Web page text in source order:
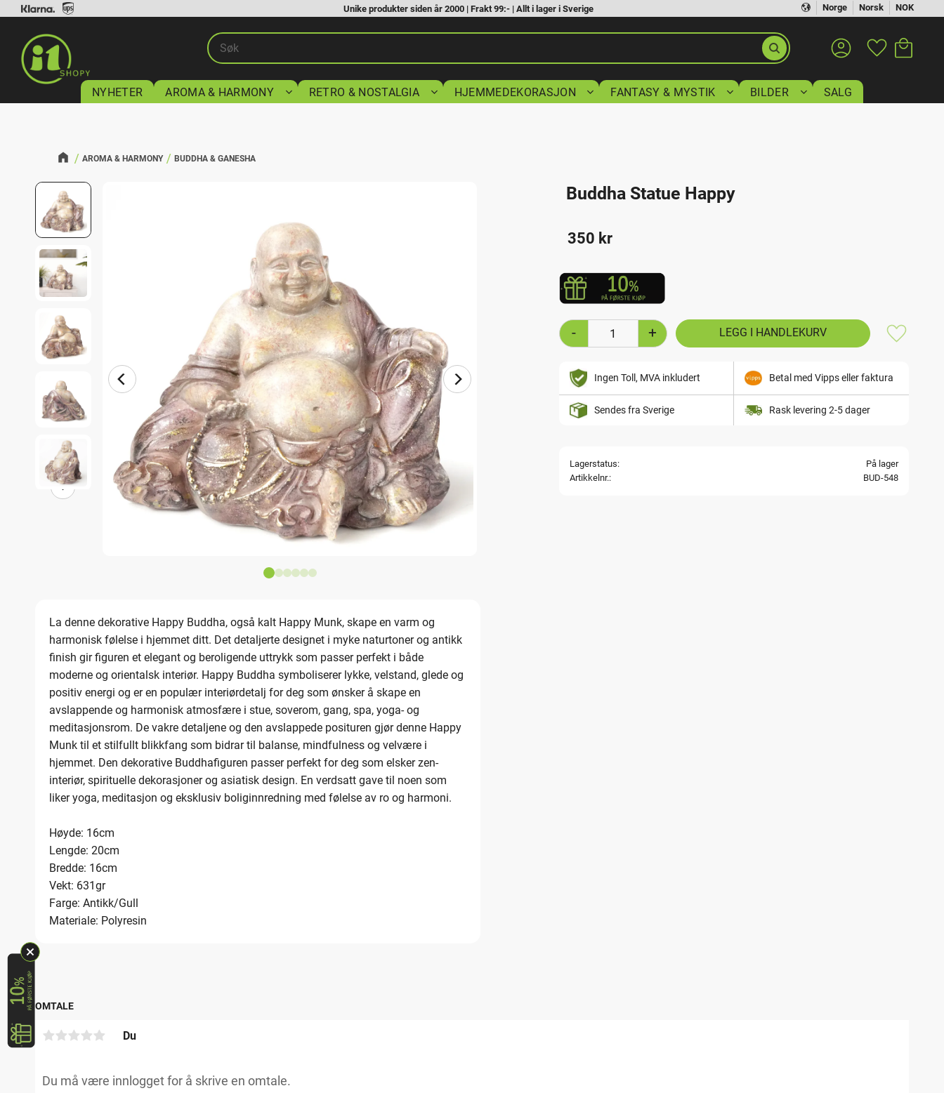
Norge Norsk NOK
Unike produkter siden år 2000 | Frakt 99:- | Allt i lager i Sverige
Favoritter
NYHETER AROMA & HARMONY RETRO & NOSTALGIA HJEMMEDEKORASJON FANTASY & MYSTIK BILDER SALG
AROMA & HARMONY BUDDHA & GANESHA
Buddha Statue Happy
350 kr
+
-
Lagre
Ingen Toll, MVA inkludert Betal med Vipps eller faktura
Sendes fra Sverige Rask levering 2-5 dager
Lagerstatus
På lager
Artikkelnr.
BUD-548
La denne dekorative Happy Buddha, også kalt Happy Munk, skape en varm og
harmonisk følelse i hjemmet ditt. Det detaljerte designet i myke naturtoner og antikk
finish gir figuren et elegant og beroligende uttrykk som passer perfekt i både
moderne og orientalsk interiør. Happy Buddha symboliserer lykke, velstand, glede og
positiv energi og er en populær interiørdetalj for deg som ønsker å skape en
avslappende og harmonisk atmosfære i stue, soverom, gang, spa, yoga- og
meditasjonsrom. De vakre detaljene og den avslappede posituren gjør denne Happy
Munk til et stilfullt blikkfang som bidrar til balanse, mindfulness og velvære i
hjemmet. Den dekorative Buddhafiguren passer perfekt for deg som elsker zen-
interiør, spirituelle dekorasjoner og asiatisk design. En verdsatt gave til noen som
liker yoga, meditasjon og eksklusiv boliginnredning med følelse av ro og harmoni.
Høyde: 16cm
Lengde: 20cm
Bredde: 16cm
Vekt: 631gr
Farge: Antikk/Gull
Materiale: Polyresin
OMTALE
Du